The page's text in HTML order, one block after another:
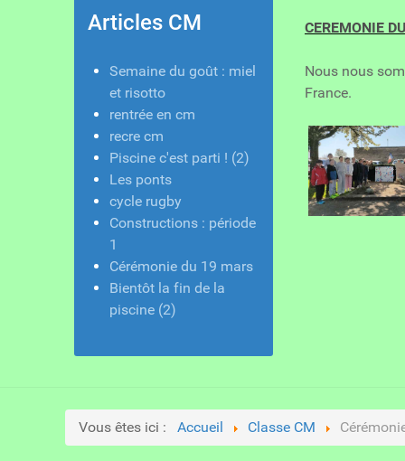
Articles CM
Semaine du goût : miel
et risotto
rentrée en cm
recre cm
Piscine c'est parti ! (2)
Les ponts
cycle rugby
Constructions : période
1
Cérémonie du 19 mars
Bientôt la fin de la
piscine (2)
CEREMONIE
Nous nous
France.
Vous êtes ici : Accueil Classe CM